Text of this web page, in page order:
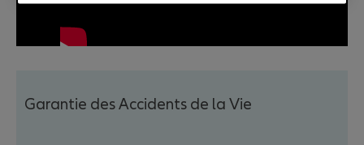
Garantie des Accidents de la Vie